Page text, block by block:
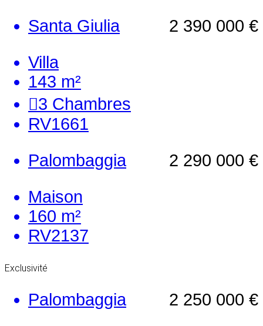
2 390 000 €
Santa Giulia
Villa
143 m²
3 Chambres
RV1661
2 290 000 €
Palombaggia
Maison
160 m²
RV2137
Exclusivité
2 250 000 €
Palombaggia